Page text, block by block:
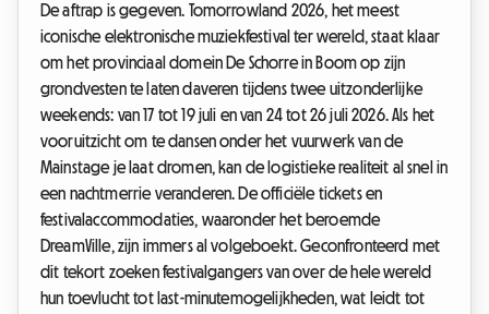
De aftrap is gegeven. Tomorrowland 2026, het meest
iconische elektronische muziekfestival ter wereld, staat klaar
om het provinciaal domein De Schorre in Boom op zijn
grondvesten te laten daveren tijdens twee uitzonderlijke
weekends: van 17 tot 19 juli en van 24 tot 26 juli 2026. Als het
vooruitzicht om te dansen onder het vuurwerk van de
Mainstage je laat dromen, kan de logistieke realiteit al snel in
een nachtmerrie veranderen. De officiële tickets en
festivalaccommodaties, waaronder het beroemde
DreamVille, zijn immers al volgeboekt. Geconfronteerd met
dit tekort zoeken festivalgangers van over de hele wereld
hun toevlucht tot last-minutemogelijkheden, wat leidt tot